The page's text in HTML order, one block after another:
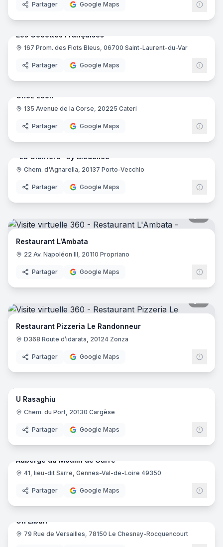
Partager Google Maps
10
Les Cocottes Françaises
167 Prom. des Flots Bleus, 06700 Saint-Laurent-du-Var
Partager Google Maps
13
Chez Léon
135 Avenue de la Corse, 20225 Cateri
Partager Google Maps
10
"La Clairière" by Biodélice
Chem. d'Agnarella, 20137 Porto-Vecchio
Partager Google Maps
Restaurant L'Ambata
22 Av. Napoléon III, 20110 Propriano
Partager Google Maps
Restaurant Pizzeria Le Randonneur
D368 Route d’idarata, 20124 Zonza
Partager Google Maps
10
U Rasaghiu
Chem. du Port, 20130 Cargèse
Partager Google Maps
16
Auberge du Moulin de Sarré
41, lieu-dit Sarre, Gennes-Val-de-Loire 49350
Partager Google Maps
Oh Liban
79 Rue de Versailles, 78150 Le Chesnay-Rocquencourt